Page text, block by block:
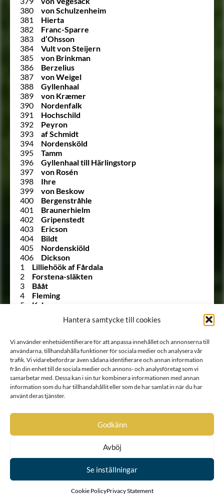
Hantera samtycke till cookies
Vi använder enhetsidentifierare för att anpassa innehållet och annonserna till
användarna, tillhandahålla funktioner för sociala medier och analysera vår
trafik. Vi vidarebefordrar även sådana identifierare och annan information
från din enhet till de sociala medier och annons- och analysföretag som vi
samarbetar med. Dessa kan i sin tur kombinera informationen med annan
information som du har tillhandahållit eller som de har samlat in när du har
använt deras tjänster.
Godkänn
Avböj
Se inställningar
Cookie PolicyPrivacy Statement
380
von Schulzenheim
381
Hierta
382
Franc-Sparre
383
d’Ohsson
384
Vult von Steijern
385
von Brinkman
386
Berzelius
387
von Weigel
388
Gyllenhaal
389
von Kræmer
390
Nordenfalk
391
Hochschild
392
Peyron
393
af Schmidt
394
Nordensköld
395
Tamm
396
Gyllenhaal till Härlingstorp
397
von Rosén
398
Ihre
399
von Beskow
400
Bergenstråhle
401
Braunerhielm
402
Gripenstedt
403
Ericson
404
Bildt
405
Nordenskiöld
406
Dickson
1
Lilliehöök af Fårdala
2
Forstena-släkten
3
Bååt
4
Fleming
5
Kyle
Sparre af Rossvik
9
Ulfsparre af Broxvik
10
Soop
11
Bonde
12
Horn af Kanckas
13
Natt och Dag
14
Posse
15
Ribbing
Falkenberg af Trystorp
19
Ulfeldt
21
Krabbe af Krageholm
Walkendorff